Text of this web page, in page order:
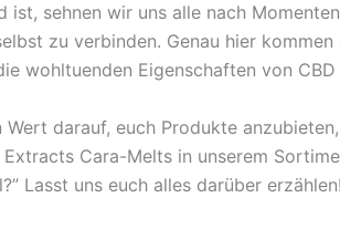
sehnen wir uns alle nach
zu verbinden. Genau hier
wohltuenden Eigenschaften von
darauf, euch Produkte
Cara-Melts in unserem
Lasst uns euch alles darüber erzählen!